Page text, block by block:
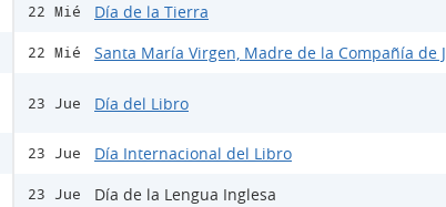
22 Mié Día de la Tierra
22 Mié Santa María Virgen, Madre de la Compañía de
23 Jue Día del Libro
23 Jue Día Internacional del Libro
23 Jue Día de la Lengua Inglesa